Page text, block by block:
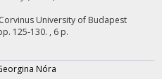
Corvinus University of Budapest
125-130. , 6 p.
Nóra